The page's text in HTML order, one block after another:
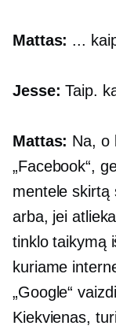
Mattas: ...
Jesse: Taip.
Mattas: Na, o
„Facebook“,
mentele skirtą
arba, jei
tinklo taikymą
kuriame
„Google“
Kiekvienas,